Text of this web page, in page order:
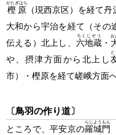
樫原
かたぎはら
（現西京区） を経て丹
大和から宇治を経て （そ
伝える） 北上し、 六地蔵
ろくじぞう
・
お
や、摂津方面から北上し
と
市）
・樫原を経て嵯峨方面
〔鳥羽の作り道〕
ところで、平安京の羅城門
らじようもん